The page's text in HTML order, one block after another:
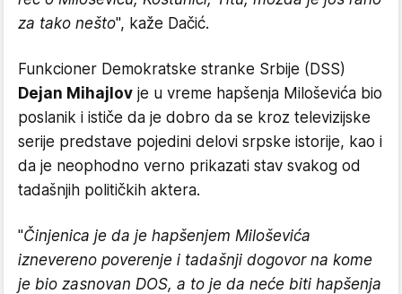
za tako nešto", kaže Dačić.
Funkcioner Demokratske stranke Srbije (DSS)
Dejan Mihajlov je u vreme hapšenja Miloševića bio
poslanik i ističe da je dobro da se kroz televizijske
serije predstave pojedini delovi srpske istorije, kao i
da je neophodno verno prikazati stav svakog od
tadašnjih političkih aktera.
"Činjenica je da je hapšenjem Miloševića
iznevereno poverenje i tadašnji dogovor na kome
je bio zasnovan DOS, a to je da neće biti hapšenja